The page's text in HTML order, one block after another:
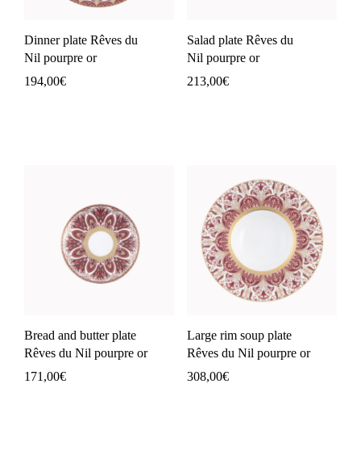
Dinner plate Rêves du
Nil pourpre or
194,00€
Salad plate Rêves du
Nil pourpre or
213,00€
Bread and butter plate
Rêves du Nil pourpre or
171,00€
Large rim soup plate
Rêves du Nil pourpre or
308,00€